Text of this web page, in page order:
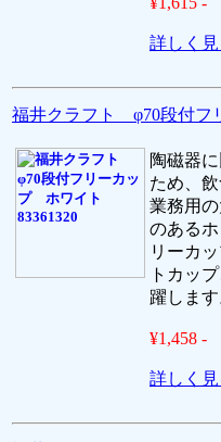
詳しく見
福井クラフト φ70段付フ
陶磁器
ため、
業務用
のある
リーカ
トカッ
躍します
¥1,458 -
詳しく見